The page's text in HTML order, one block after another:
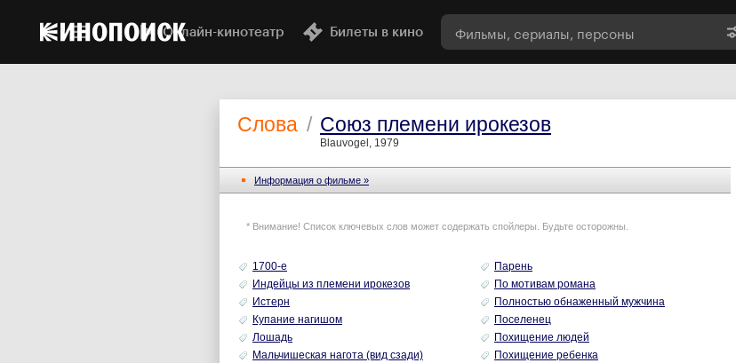
Онлайн-кинотеатр Билеты в кино
Слова / Союз племени ирокезов
Blauvogel, 1979
Информация o фильме »
* Внимание! Список ключевых слов может содержать спойлеры. Будьте осторожны.
1700-е
Индейцы из племени ирокезов
Истерн
Купание нагишом
Лошадь
Мальчишеская нагота (вид сзади)
Парень
По мотивам романа
Полностью обнаженный мужчина
Поселенец
Похищение людей
Похищение ребенка